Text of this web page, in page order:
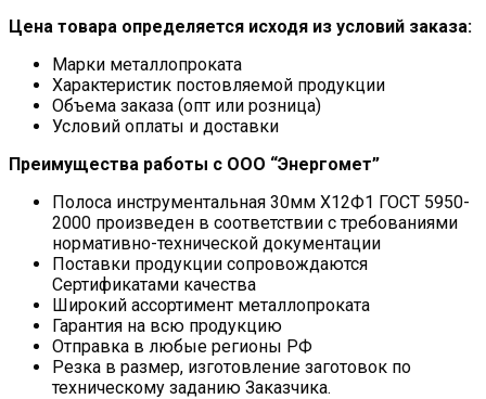
Цена товара определяется исходя из условий заказа:
Марки металлопроката
Характеристик постовляемой продукции
Объема заказа (опт или розница)
Условий оплаты и доставки
Преимущества работы с ООО “Энергомет”
Полоса инструментальная 30мм Х12Ф1 ГОСТ 5950-
2000 произведен в соответствии с требованиями
нормативно-технической документации
Поставки продукции сопровождаются
Сертификатами качества
Широкий ассортимент металлопроката
Гарантия на всю продукцию
Отправка в любые регионы РФ
Резка в размер, изготовление заготовок по
техническому заданию Заказчика.